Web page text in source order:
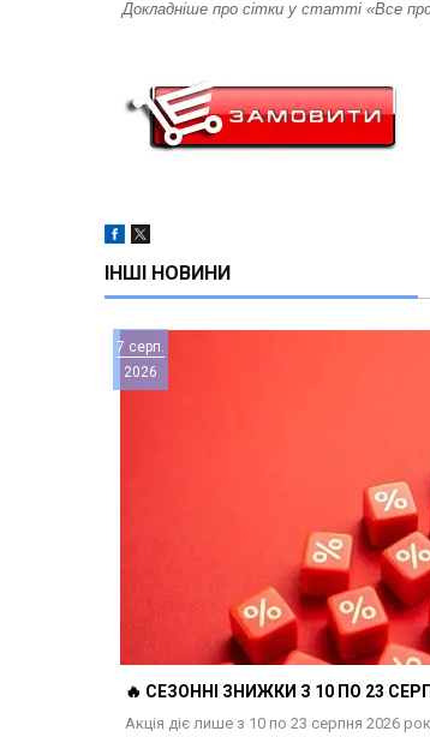
Докладніше про сітки у статті «Все
ІНШІ НОВИНИ
7 серп.
2026
🔥 СЕЗОННІ ЗНИЖКИ З 10 ПО 23
Акція діє лише з 10 по 23 серпня 2026